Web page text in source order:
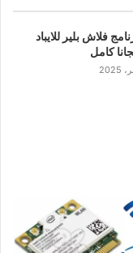
فلاش بلير للايباد